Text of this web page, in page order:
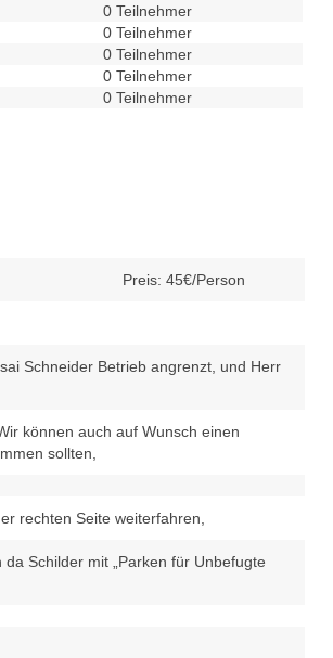
0 Teilnehmer
0 Teilnehmer
0 Teilnehmer
0 Teilnehmer
0 Teilnehmer
Preis: 45€/Person
Schneider Betrieb angrenzt, und Herr
können auch auf Wunsch einen
sollten,
rechten Seite weiterfahren,
Schilder mit „Parken für Unbefugte